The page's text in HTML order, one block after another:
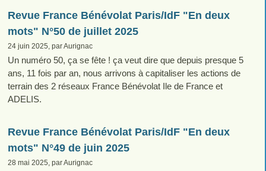
Revue France Bénévolat Paris/IdF "En deux
mots" N°50 de juillet 2025
24 juin 2025, par Aurignac
Un numéro 50, ça se fête ! ça veut dire que depuis presque 5
ans, 11 fois par an, nous arrivons à capitaliser les actions de
terrain des 2 réseaux France Bénévolat Ile de France et
ADELIS.
Revue France Bénévolat Paris/IdF "En deux
mots" N°49 de juin 2025
28 mai 2025, par Aurignac